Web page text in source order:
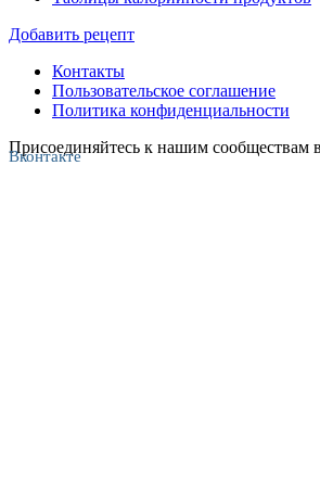
Добавить рецепт
Контакты
Пользовательское соглашение
Политика конфиденциальности
Присоединяйтесь к нашим сообществам
Вконтакте